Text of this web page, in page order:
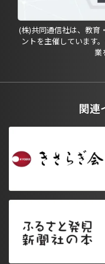
(株)共同通信社は、教育
ントを主催しています
業
関連